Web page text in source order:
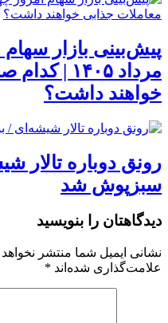
مرداد
خواهند داشت؟
رونق دوباره تالار
سبزپوش شد
دیدگاهتان را بنویسید
نشانی ایمیل شما منتشر
علامت‌گذاری شده‌اند *